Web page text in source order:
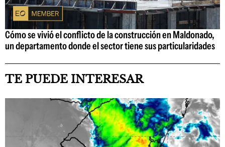
Cómo se vivió el conflicto de la construcción en Maldonado,
un departamento donde el sector tiene sus particularidades
TE PUEDE INTERESAR